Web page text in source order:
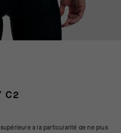
C2
a la particularité de ne plus